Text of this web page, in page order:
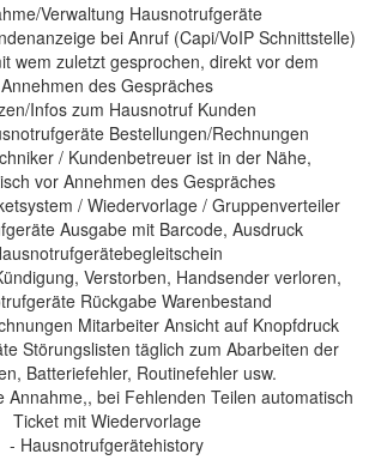
Verwaltung Hausnotrufgeräte
bei Anruf (Capi/VoIP Schnittstelle)
wem zuletzt gesprochen, direkt vor dem
Annehmen des Gespräches
Infos zum Hausnotruf Kunden
Bestellungen/Rechnungen
/ Kundenbetreuer ist in der Nähe,
vor Annehmen des Gespräches
/ Wiedervorlage / Gruppenverteiler
Ausgabe mit Barcode, Ausdruck
Verstorben, Handsender verloren,
Rückgabe Warenbestand
Mitarbeiter Ansicht auf Knopfdruck
Störungslisten täglich zum Abarbeiten der
Batteriefehler, Routinefehler usw.
Annahme,, bei Fehlenden Teilen automatisch
Ticket mit Wiedervorlage
- Hausnotrufgerätehistory